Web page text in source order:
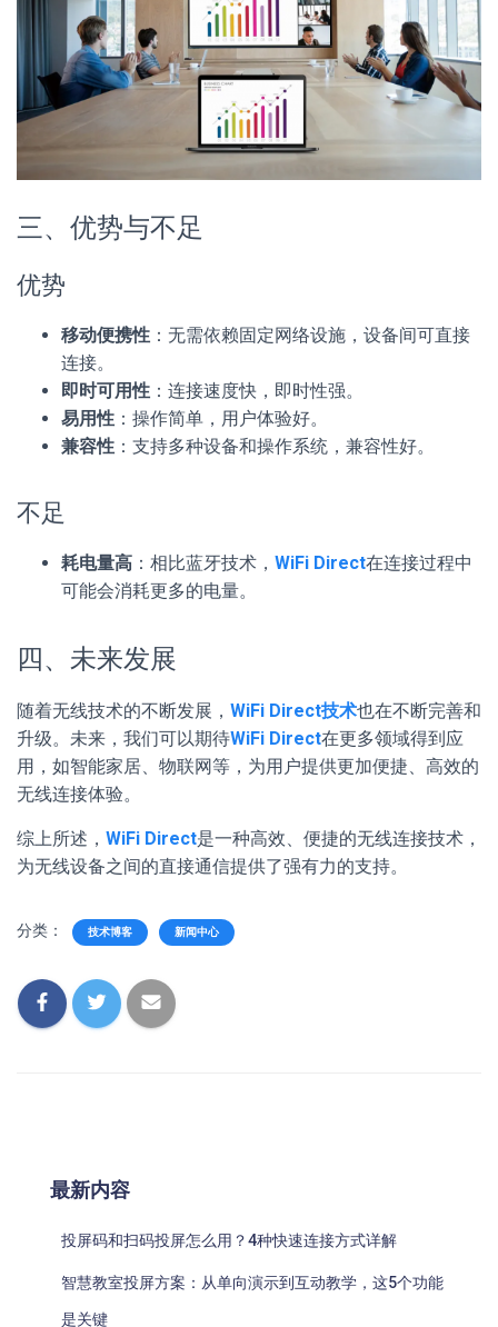
三、优势与不足
优势
移动便携性 ：无需依赖固定网络设施，设备间可直接
连接。
即时可用性 ：连接速度快，即时性强。
易用性 ：操作简单，用户体验好。
兼容性 ：支持多种设备和操作系统，兼容性好。
不足
耗电量高 ：相比蓝牙技术， WiFi Direct在连接过程中
可能会消耗更多的电量。
四、未来发展
随着无线技术的不断发展， WiFi Direct技术也在不断完善和
升级。未来，我们可以期待WiFi Direct在更多领域得到应
用，如智能家居、物联网等，为用户提供更加便捷、高效的
无线连接体验。
综上所述， WiFi Direct是一种高效、便捷的无线连接技术，
为无线设备之间的直接通信提供了强有力的支持。
分类： 技术博客 新闻中心
最新内容
投屏码和扫码投屏怎么用？4种快速连接方式详解
智慧教室投屏方案：从单向演示到互动教学，这5个功能
是关键